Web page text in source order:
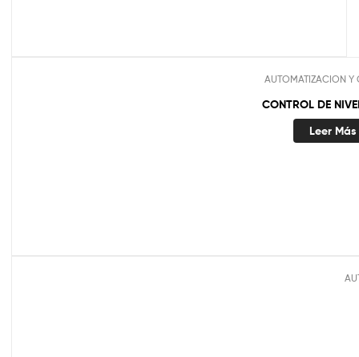
AUTOMATIZACION Y
CONTROL DE
Leer Más